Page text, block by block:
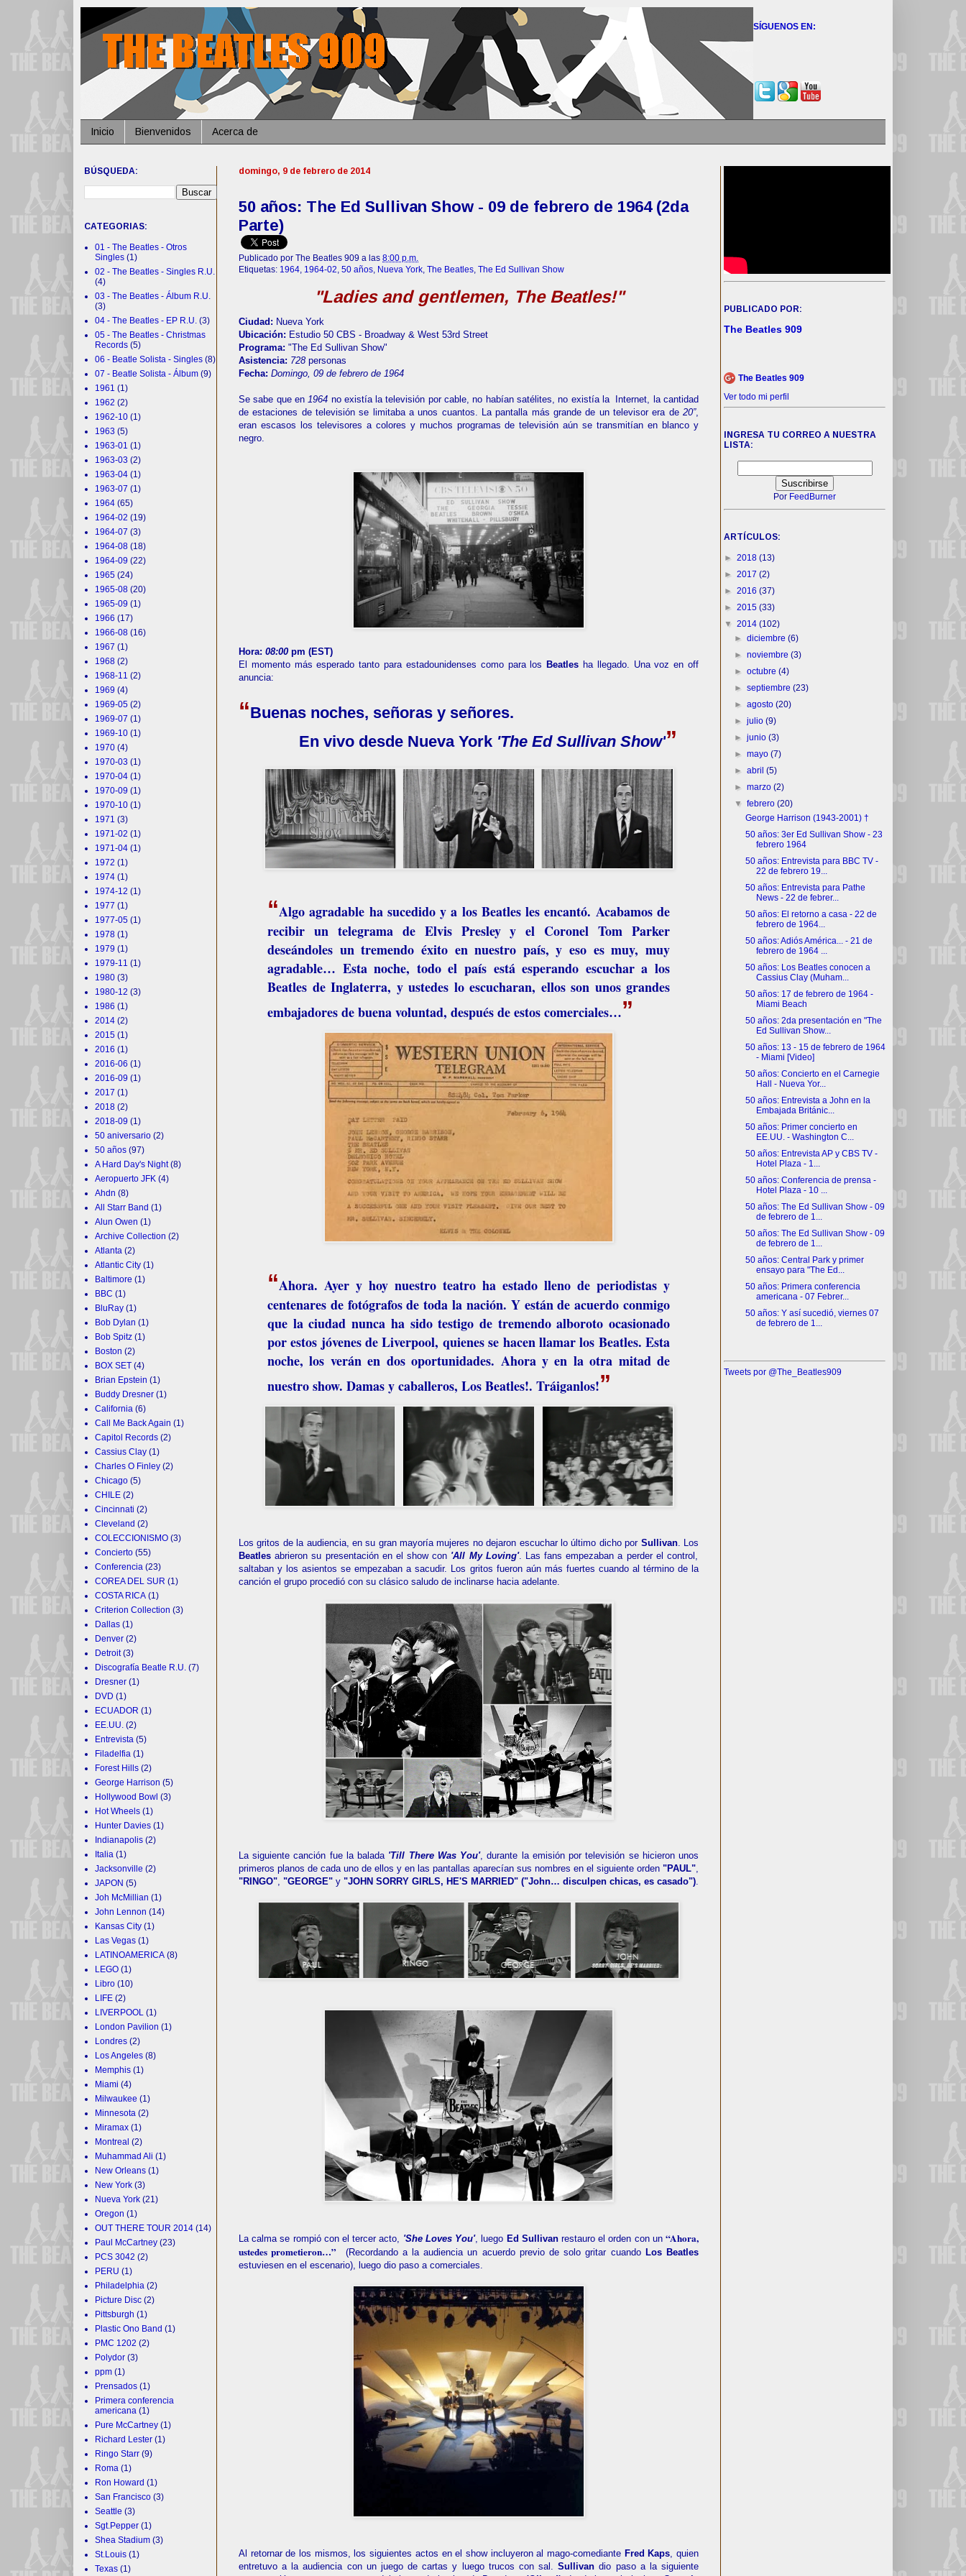
SÍGUENOS EN:
Inicio Bienvenidos Acerca de
domingo, 9 de febrero de 2014
50 años: The Ed Sullivan Show - 09 de febrero de 1964 (2da
Parte)
Publicado por The Beatles 909 a las 8:00 p.m.
Etiquetas: 1964 1964-02 50 años Nueva York The Beatles The Ed Sullivan Show
"Ladies and gentlemen, The Beatles!"
Ciudad: Nueva York
Ubicación: Estudio 50 CBS - Broadway & West 53rd Street
Programa: "The Ed Sullivan Show"
Asistencia: 728 personas
Fecha: Domingo, 09 de febrero de 1964
Se sabe que en 1964 no existía la televisión por cable, no habían satélites, no existía la Internet, la cantidad
de estaciones de televisión se limitaba a unos cuantos. La pantalla más grande de un televisor era de 20”,
eran escasos los televisores a colores y muchos programas de televisión aún se transmitían en blanco y
negro.
Hora: 08:00 pm (EST)
El momento más esperado tanto para estadounidenses como para los Beatles ha llegado. Una voz en off
anuncia:
“Buenas noches, señoras y señores.
En vivo desde Nueva York 'The Ed Sullivan Show'”
“Algo agradable ha sucedido y a los Beatlesles encantó. Acabamos de
recibir un telegrama de Elvis Presleyy el Coronel Tom Parker
deseándoles un tremendo éxito en nuestro país, y eso es muy, muy
agradable… Esta noche, todo el país está esperando escuchar a los
Beatles de Inglaterra, y ustedes lo escucharan, ellos son unos grandes
embajadores de buena voluntad, después de estos comerciales…”
“Ahora. Ayer y hoy nuestro teatro ha estado lleno de periodistas y
centenares de fotógrafos de toda la nación. Y están de acuerdo conmigo
que la ciudad nunca ha sido testigo de tremendo alboroto ocasionado
por estos jóvenes de Liverpool, quienes se hacen llamar los Beatles. Esta
noche, los verán en dos oportunidades. Ahora y en la otra mitad de
nuestro show. Damas y caballeros, Los Beatles!. Tráiganlos!”
Los gritos de la audiencia, en su gran mayoría mujeres no dejaron escuchar lo último dicho por Sullivan. Los
Beatlesabrieron su presentación en el show con 'All My Loving'. Las fans empezaban a perder el control,
saltaban y los asientos se empezaban a sacudir. Los gritos fueron aún más fuertes cuando al término de la
canción el grupo procedió con su clásico saludo de inclinarse hacia adelante.
La siguiente canción fue la balada 'Till There Was You', durante la emisión por televisión se hicieron unos
primeros planos de cada uno de ellos y en las pantallas aparecían sus nombres en el siguiente orden "PAUL"
"RINGO" "GEORGE" y "JOHN SORRY GIRLS, HE'S MARRIED" ("John… disculpen chicas, es casado")
La calma se rompió con el tercer acto, 'She Loves You', luego Ed Sullivan restauro el orden con un“Ahora,
ustedes prometieron…” (Recordando a la audiencia un acuerdo previo de solo gritar cuando Los Beatles
estuviesen en el escenario), luego dio paso a comerciales.
Al retornar de los mismos, los siguientes actos en el show incluyeron al mago-comediante Fred Kaps , quien
entretuvo a la audiencia con un juego de cartas y luego trucos con sal.Sullivandio paso a la siguiente
BÚSQUEDA:
CATEGORIAS:
01 - The Beatles - Otros
Singles (1)
02 - The Beatles - Singles R.U.
(4)
03 - The Beatles - Álbum R.U.
(3)
04 - The Beatles - EP R.U. (3)
05 - The Beatles - Christmas
Records (5)
06 - Beatle Solista - Singles (8)
07 - Beatle Solista - Álbum (9)
1961 (1)
1962 (2)
1962-10 (1)
1963 (5)
1963-01 (1)
1963-03 (2)
1963-04 (1)
1963-07 (1)
1964 (65)
1964-02 (19)
1964-07 (3)
1964-08 (18)
1964-09 (22)
1965 (24)
1965-08 (20)
1965-09 (1)
1966 (17)
1966-08 (16)
1967 (1)
1968 (2)
1968-11 (2)
1969 (4)
1969-05 (2)
1969-07 (1)
1969-10 (1)
1970 (4)
1970-03 (1)
1970-04 (1)
1970-09 (1)
1970-10 (1)
1971 (3)
1971-02 (1)
1971-04 (1)
1972 (1)
1974 (1)
1974-12 (1)
1977 (1)
1977-05 (1)
1978 (1)
1979 (1)
1979-11 (1)
1980 (3)
1980-12 (3)
1986 (1)
2014 (2)
2015 (1)
2016 (1)
2016-06 (1)
2016-09 (1)
2017 (1)
2018 (2)
2018-09 (1)
50 aniversario (2)
50 años (97)
A Hard Day's Night (8)
Aeropuerto JFK (4)
Ahdn (8)
All Starr Band (1)
Alun Owen (1)
Archive Collection (2)
Atlanta (2)
Atlantic City (1)
Baltimore (1)
BBC (1)
BluRay (1)
Bob Dylan (1)
Bob Spitz (1)
Boston (2)
BOX SET (4)
Brian Epstein (1)
Buddy Dresner (1)
California (6)
Call Me Back Again (1)
Capitol Records (2)
Cassius Clay (1)
Charles O Finley (2)
Chicago (5)
CHILE (2)
Cincinnati (2)
Cleveland (2)
COLECCIONISMO (3)
Concierto (55)
Conferencia (23)
COREA DEL SUR (1)
COSTA RICA (1)
Criterion Collection (3)
Dallas (1)
Denver (2)
Detroit (3)
Discografía Beatle R.U. (7)
Dresner (1)
DVD (1)
ECUADOR (1)
EE.UU. (2)
Entrevista (5)
Filadelfia (1)
Forest Hills (2)
George Harrison (5)
Hollywood Bowl (3)
Hot Wheels (1)
Hunter Davies (1)
Indianapolis (2)
Italia (1)
Jacksonville (2)
JAPON (5)
Joh McMillian (1)
John Lennon (14)
Kansas City (1)
Las Vegas (1)
LATINOAMERICA (8)
LEGO (1)
Libro (10)
LIFE (2)
LIVERPOOL (1)
London Pavilion (1)
Londres (2)
Los Angeles (8)
Memphis (1)
Miami (4)
Milwaukee (1)
Minnesota (2)
Miramax (1)
Montreal (2)
Muhammad Ali (1)
New Orleans (1)
New York (3)
Nueva York (21)
Oregon (1)
OUT THERE TOUR 2014 (14)
Paul McCartney (23)
PCS 3042 (2)
PERU (1)
Philadelphia (2)
Picture Disc (2)
Pittsburgh (1)
Plastic Ono Band (1)
PMC 1202 (2)
Polydor (3)
ppm (1)
Prensados (1)
Primera conferencia
americana (1)
Pure McCartney (1)
Richard Lester (1)
Ringo Starr (9)
Roma (1)
Ron Howard (1)
San Francisco (3)
Seattle (3)
Sgt.Pepper (1)
Shea Stadium (3)
St.Louis (1)
Texas (1)
PUBLICADO POR:
The Beatles 909
The Beatles 909
Ver todo mi perfil
INGRESA TU CORREO A NUESTRA
LISTA:
Por FeedBurner
ARTÍCULOS:
► 2018 (13)
► 2017 (2)
► 2016 (37)
► 2015 (33)
▼ 2014 (102)
►diciembre(6)
►noviembre(3)
►octubre(4)
►septiembre(23)
►agosto(20)
►julio(9)
►junio(3)
►mayo(7)
►abril(5)
►marzo(2)
▼febrero(20)
George Harrison (1943-2001) †
50 años: 3er Ed Sullivan Show - 23
febrero 1964
50 años: Entrevista para BBC TV -
22 de febrero 19...
50 años: Entrevista para Pathe
News - 22 de febrer...
50 años: El retorno a casa - 22 de
febrero de 1964...
50 años: Adiós América... - 21 de
febrero de 1964 ...
50 años: Los Beatles conocen a
Cassius Clay (Muham...
50 años: 17 de febrero de 1964 -
Miami Beach
50 años: 2da presentación en "The
Ed Sullivan Show...
50 años: 13 - 15 de febrero de 1964
- Miami [Video]
50 años: Concierto en el Carnegie
Hall - Nueva Yor...
50 años: Entrevista a John en la
Embajada Británic...
50 años: Primer concierto en
EE.UU. - Washington C...
50 años: Entrevista AP y CBS TV -
Hotel Plaza - 1...
50 años: Conferencia de prensa -
Hotel Plaza - 10 ...
50 años: The Ed Sullivan Show - 09
de febrero de 1...
50 años: The Ed Sullivan Show - 09
de febrero de 1...
50 años: Central Park y primer
ensayo para "The Ed...
50 años: Primera conferencia
americana - 07 Febrer...
50 años: Y así sucedió, viernes 07
de febrero de 1...
Tweets por @The_Beatles909